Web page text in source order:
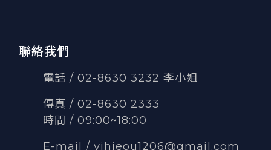
聯絡我們
電話 / 02-8630 3232 李小姐
傳真 / 02-8630 2333
時間 / 09:00~18:00
E-mail / yihjeou1206@gmail.com